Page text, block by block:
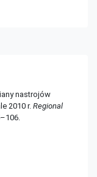
nastrojów
2010 r. Regional